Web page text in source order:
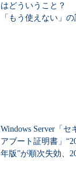
画面2Windows
はどういうこと？
「もう使えない」の
Windows Server「セ
アブート証明書」
年版”が順次失効、